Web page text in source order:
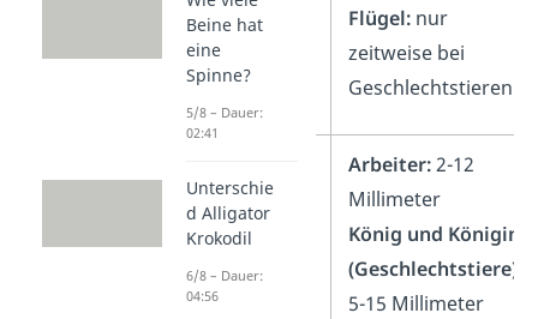
Flügel: nur
zeitweise bei
Geschlechtstieren
Arbeiter:2-12
Millimeter
König und Königin
(Geschlechtstiere):
5-15 Millimeter
Beine hat
eine
Spinne?
5/8 – Dauer:
02:41
Unterschie
d Alligator
Krokodil
6/8 – Dauer:
04:56